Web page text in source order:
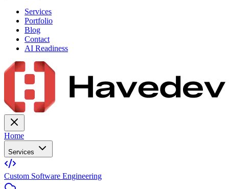
Services
Portfolio
Blog
Contact
AI Readiness
Home
Services
Custom Software Engineering